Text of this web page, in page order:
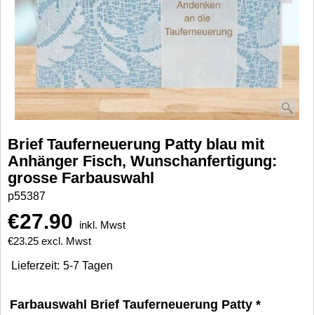
Brief Tauferneuerung Patty blau mit
Anhänger Fisch, Wunschanfertigung:
grosse Farbauswahl
p55387
€27.90
inkl. Mwst
€23.25 excl. Mwst
Lieferzeit: 5-7 Tagen
Farbauswahl Brief Tauferneuerung Patty *